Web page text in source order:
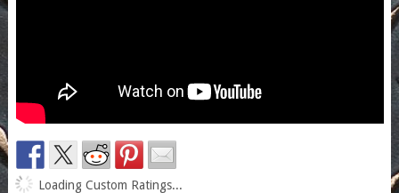
Loading Custom Ratings...